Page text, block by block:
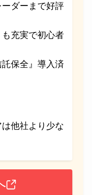
ダーまで好評
充実で初心者
保全』導入済
他社より少な